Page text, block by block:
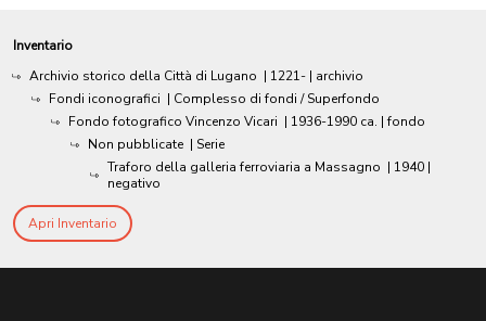
Inventario
Archivio storico della Città di Lugano | 1221- | archivio
Fondi iconografici | Complesso di fondi / Superfondo
Fondo fotografico Vincenzo Vicari | 1936-1990 ca. | fondo
Non pubblicate | Serie
Traforo della galleria ferroviaria a Massagno | 1940 |
negativo
Apri Inventario